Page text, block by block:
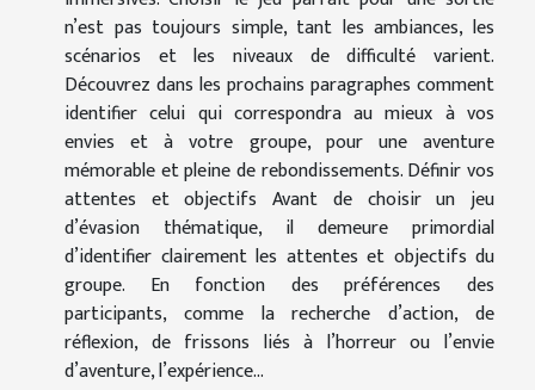
n’est pas toujours simple, tant les ambiances, les
scénarios et les niveaux de difficulté varient.
Découvrez dans les prochains paragraphes comment
identifier celui qui correspondra au mieux à vos
envies et à votre groupe, pour une aventure
mémorable et pleine de rebondissements. Définir vos
attentes et objectifs Avant de choisir un jeu
d’évasion thématique, il demeure primordial
d’identifier clairement les attentes et objectifs du
groupe. En fonction des préférences des
participants, comme la recherche d’action, de
réflexion, de frissons liés à l’horreur ou l’envie
d’aventure, l’expérience...